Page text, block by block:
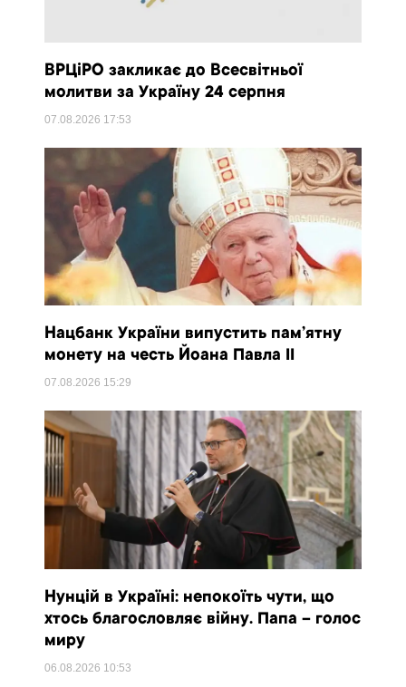
ВРЦіРО закликає до Всесвітньої
молитви за Україну 24 серпня
07.08.2026 17:53
Нацбанк України випустить пам’ятну
монету на честь Йоана Павла II
07.08.2026 15:29
Нунцій в Україні: непокоїть чути, що
хтось благословляє війну. Папа – голос
миру
06.08.2026 10:53